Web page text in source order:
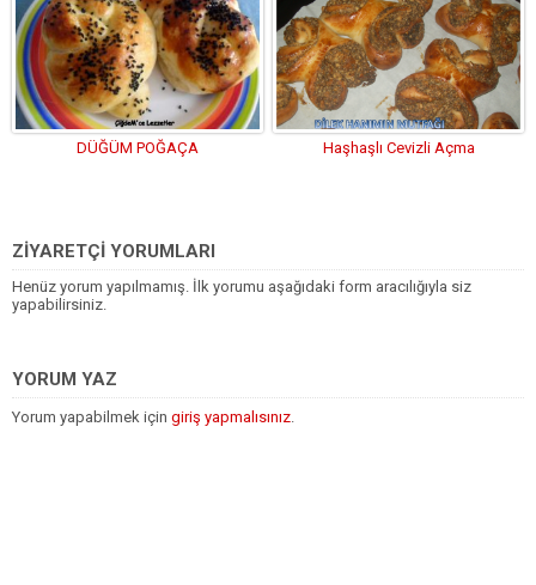
DÜĞÜM POĞAÇA Haşhaşlı Cevizli Açma
ZİYARETÇİ YORUMLARI
Henüz yorum yapılmamış. İlk yorumu aşağıdaki form aracılığıyla siz
yapabilirsiniz.
YORUM YAZ
Yorum yapabilmek için giriş yapmalısınız